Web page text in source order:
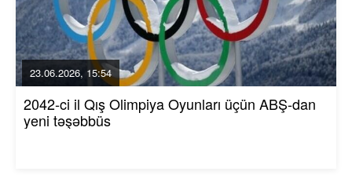
23.06.2026, 15:54
2042-ci il Qış Olimpiya Oyunları üçün ABŞ-dan
yeni təşəbbüs